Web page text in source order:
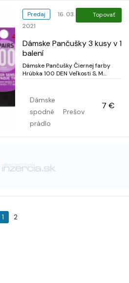
Predaj
16. 03.
2021
Topovať
Dámske Pančušky 3 kusy v 1
balení
Dámske Pančušky Čiernej farby
Hrúbka 100 DEN Veľkosti S, M
v 1 balení len za 7 €
Dámske
spodné
prádlo
Prešov
7 €
1 2